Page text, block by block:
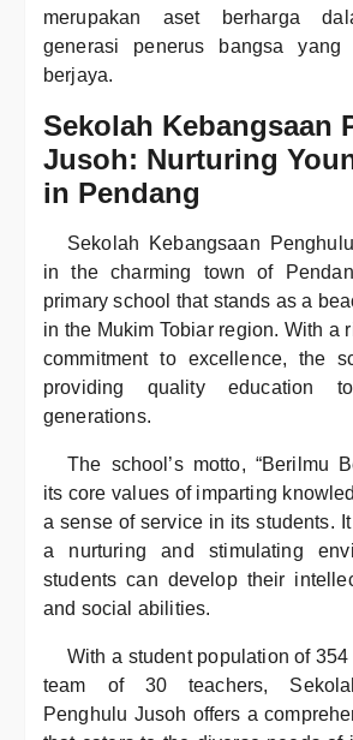
merupakan aset berharga
generasi penerus bangsa yang
berjaya.
Sekolah Kebangsaan
Jusoh: Nurturing
in Pendang
Sekolah Kebangsaan
in the charming town of
primary school that stands as a
in the Mukim Tobiar region. With a
commitment to excellence, the
providing quality education
generations.
The school’s motto, “Berilmu
its core values of imparting
a sense of service in its students.
a nurturing and stimulating
students can develop their
and social abilities.
With a student population of
team of 30 teachers,
Penghulu Jusoh offers a